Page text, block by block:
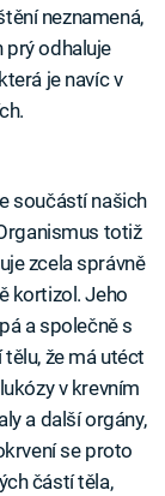
neznamená,
prý odhaluje
je navíc v
součástí našich
totiž
zcela správně
kortizol. Jeho
a společně s
že má utéct
v krevním
a další orgány,
se proto
částí těla,